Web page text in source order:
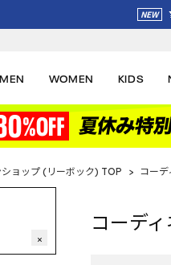
MEN WOMEN KIDS
ョップ (リーボック) TOP > コー
×
コーデ